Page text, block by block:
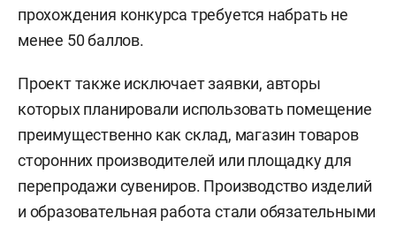
прохождения конкурса требуется набрать не
менее 50 баллов.
Проект также исключает заявки, авторы
которых планировали использовать помещение
преимущественно как склад, магазин товаров
сторонних производителей или площадку для
перепродажи сувениров. Производство изделий
и образовательная работа стали обязательными